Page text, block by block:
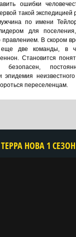
ошибки
такой экспедицией
по имени
для
правлением. В скором
еще две команды, в
Становится
эпидемия
переселенцам.